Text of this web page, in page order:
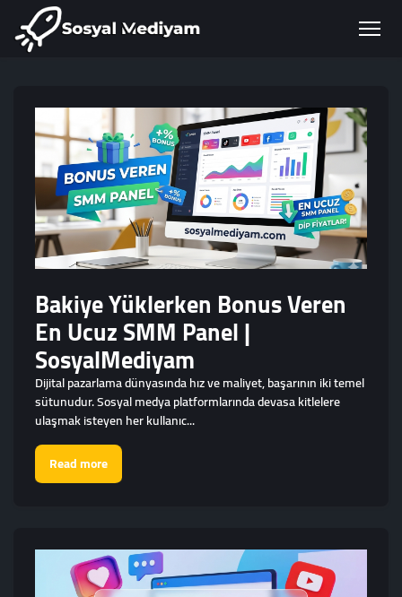
Bakiye Yüklerken Bonus Veren
En Ucuz SMM Panel |
SosyalMediyam
Dijital pazarlama dünyasında hız ve maliyet, başarının iki temel
sütunudur. Sosyal medya platformlarında devasa kitlelere
ulaşmak isteyen her kullanıc...
Read more